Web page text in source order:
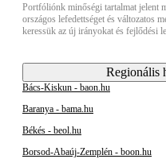
Portfóliónk minőségi tartalmat jelent
országos lefedettséget és változatos
keressük az új irányokat és fejlődési
Regionális
Bács-Kiskun - baon.hu
Baranya - bama.hu
Békés - beol.hu
Borsod-Abaúj-Zemplén - boon.hu